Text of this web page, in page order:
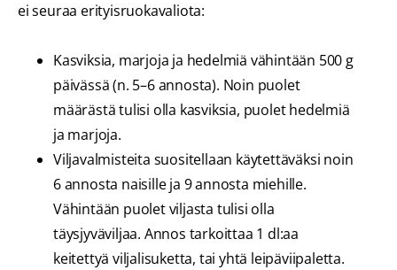
ei seuraa erityisruokavaliota:
Kasviksia, marjoja ja hedelmiä vähintään 500 g
päivässä (n. 5–6 annosta). Noin puolet
määrästä tulisi olla kasviksia, puolet hedelmiä
ja marjoja.
Viljavalmisteita suositellaan käytettäväksi noin
6 annosta naisille ja 9 annosta miehille.
Vähintään puolet viljasta tulisi olla
täysjyväviljaa. Annos tarkoittaa 1 dl:aa
keitettyä viljalisuketta, tai yhtä leipäviipaletta.